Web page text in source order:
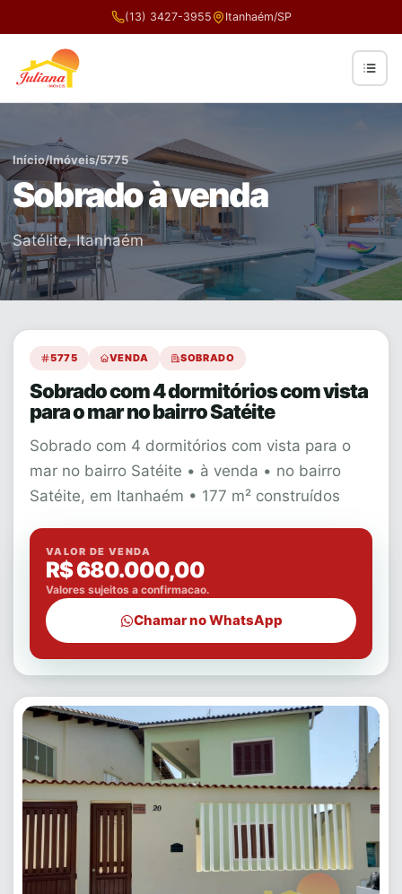
(13) 3427-3955 Itanhaém/SP
Início/Imóveis/5775
Sobrado à venda
Satélite, Itanhaém
5775 VENDA SOBRADO
Sobrado com 4 dormitórios com vista
para o mar no bairro Satéite
Sobrado com 4 dormitórios com vista para o
mar no bairro Satéite • à venda • no bairro
Satéite, em Itanhaém • 177 m² construídos
VALOR DE VENDA
R$ 680.000,00
Valores sujeitos a confirmacao.
Chamar no WhatsApp